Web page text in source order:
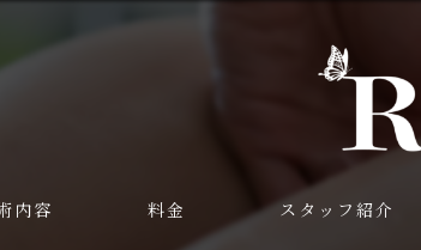
内容 料金 スタッフ紹介